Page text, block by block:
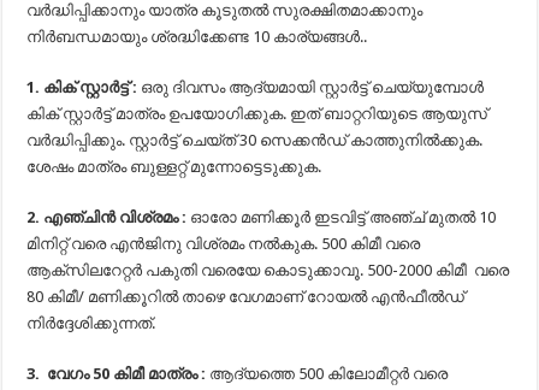
വര്‍ദ്ധിപ്പിക്കാനും യാത്ര കൂടുതല്‍ സുരക്ഷിതമാക്കാനും
നിര്‍ബന്ധമായും ശ്രദ്ധിക്കേണ്ട 10 കാര്യങ്ങള്‍..
1. കിക് സ്റ്റാര്‍ട്ട് : ഒരു ദിവസം ആദ്യമായി സ്റ്റാര്‍ട്ട് ചെയ്യുമ്പോള്‍
കിക് സ്റ്റാര്‍ട്ട് മാത്രം ഉപയോഗിക്കുക. ഇത് ബാറ്ററിയുടെ ആയുസ്
വര്‍ദ്ധിപ്പിക്കും. സ്റ്റാര്‍ട്ട് ചെയ്ത് 30 സെക്കന്‍ഡ് കാത്തുനില്‍ക്കുക.
ശേഷം മാത്രം ബുള്ളറ്റ് മുന്നോട്ടെടുക്കുക.
2. എഞ്ചിന്‍ വിശ്രമം : ഓരോ മണിക്കൂര്‍ ഇടവിട്ട് അഞ്ച് മുതല്‍ 10
മിനിറ്റ് വരെ എന്‍ജിനു വിശ്രമം നല്‍കുക. 500 കിമീ വരെ
ആക്സിലറേറ്റര്‍ പകുതി വരെയേ കൊടുക്കാവൂ. 500-2000 കിമീ വരെ
80 കിമീ/ മണിക്കൂറില്‍ താഴെ വേഗമാണ് റോയല്‍ എന്‍ഫീല്‍ഡ്
നിര്‍ദ്ദേശിക്കുന്നത്.
3. വേഗം 50 കിമീ മാത്രം : ആദ്യത്തെ 500 കിലോമീറ്റര്‍ വരെ